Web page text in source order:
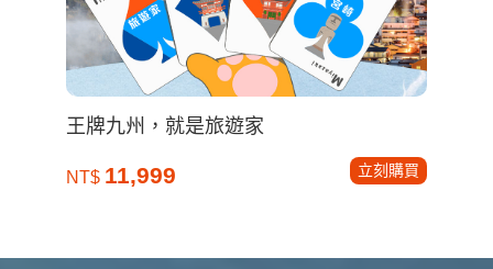
王牌九州，就是旅遊家
NT$ 11,999 立刻購買